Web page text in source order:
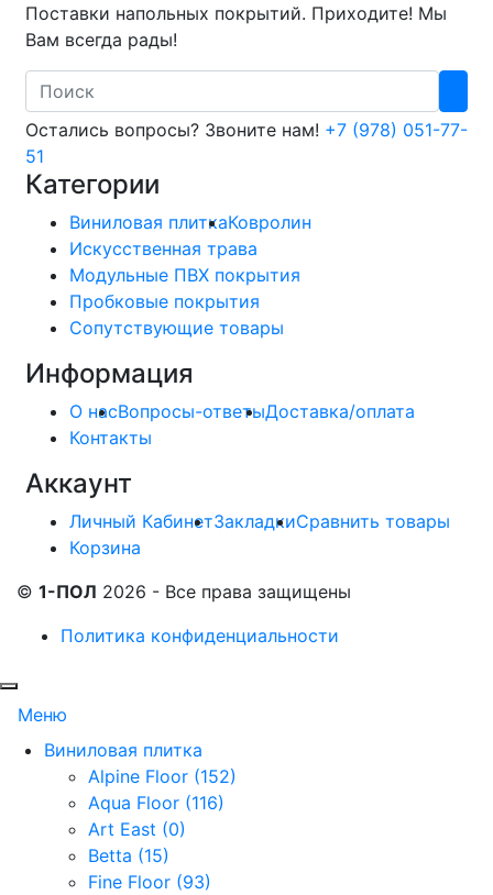
Поставки напольных покрытий. Приходите! Мы
Вам всегда рады!
Search
Остались вопросы? Звоните нам! +7 (978) 051-77-
51
Категории
Виниловая плиткаКовролин
Искусственная трава
Модульные ПВХ покрытия
Пробковые покрытия
Сопутствующие товары
Информация
О насВопросы-ответыДоставка/оплата
Контакты
Аккаунт
Личный КабинетЗакладкиСравнить товары
Корзина
© 1-ПОЛ 2026 - Все права защищены
Политика конфиденциальности
Меню
Виниловая плитка
Alpine Floor (152)
Aqua Floor (116)
Art East (0)
Betta (15)
Fine Floor (93)